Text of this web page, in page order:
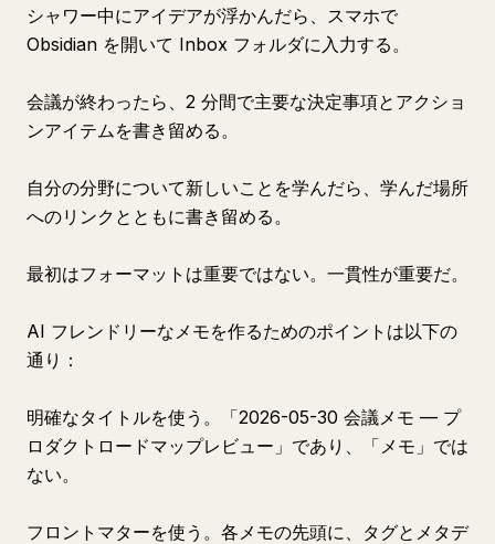
シャワー中にアイデアが浮かんだら、スマホで
Obsidian を開いて Inbox フォルダに入力する。
会議が終わったら、2 分間で主要な決定事項とアクショ
ンアイテムを書き留める。
自分の分野について新しいことを学んだら、学んだ場所
へのリンクとともに書き留める。
最初はフォーマットは重要ではない。一貫性が重要だ。
AI フレンドリーなメモを作るためのポイントは以下の
通り：
明確なタイトルを使う。「2026-05-30 会議メモ — プ
ロダクトロードマップレビュー」であり、「メモ」では
ない。
フロントマターを使う。各メモの先頭に、タグとメタデ